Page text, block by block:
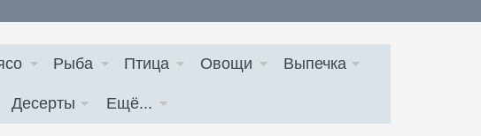
Рыба Птица Овощи Выпечка
Десерты Ещё...